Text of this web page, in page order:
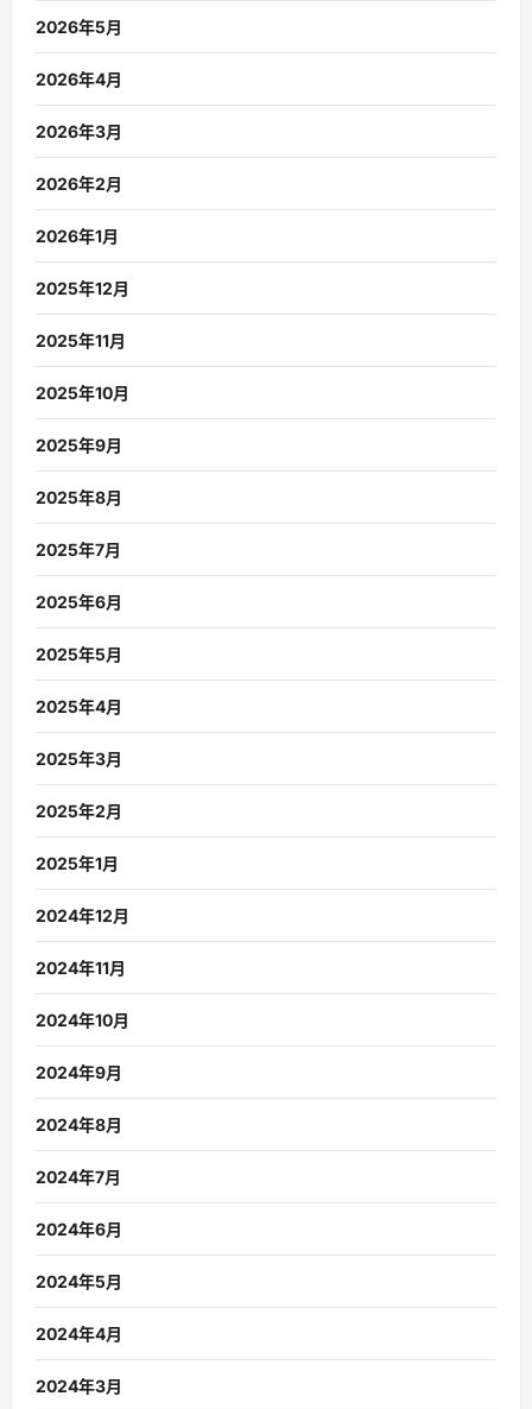
2026年5月
2026年4月
2026年3月
2026年2月
2026年1月
2025年12月
2025年11月
2025年10月
2025年9月
2025年8月
2025年7月
2025年6月
2025年5月
2025年4月
2025年3月
2025年2月
2025年1月
2024年12月
2024年11月
2024年10月
2024年9月
2024年8月
2024年7月
2024年6月
2024年5月
2024年4月
2024年3月